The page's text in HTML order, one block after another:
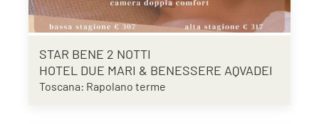
STAR BENE 2 NOTTI
HOTEL DUE MARI & BENESSERE AQVADEI
Toscana: Rapolano terme